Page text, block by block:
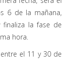
6 de la mañana,
la fase de
hora.
el 11 y 30 de